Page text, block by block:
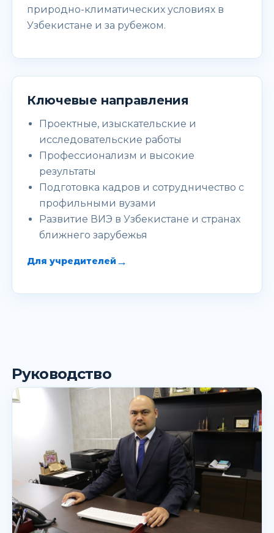
природно-климатических условиях в
Узбекистане и за рубежом.
Ключевые направления
Проектные, изыскательские и
исследовательские работы
Профессионализм и высокие
результаты
Подготовка кадров и сотрудничество с
профильными вузами
Развитие ВИЭ в Узбекистане и странах
ближнего зарубежья
Для учредителей →
Руководство